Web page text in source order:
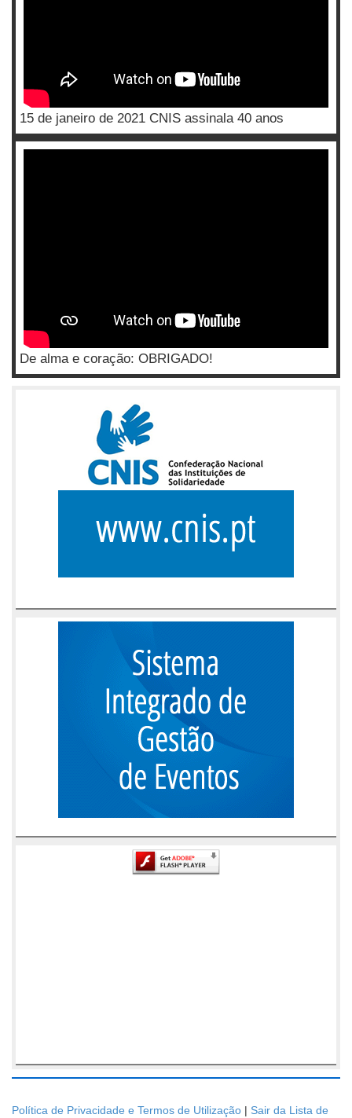
15 de janeiro de 2021 CNIS assinala 40 anos
De alma e coração: OBRIGADO!
Política de Privacidade e Termos de Utilização | Sair da Lista de